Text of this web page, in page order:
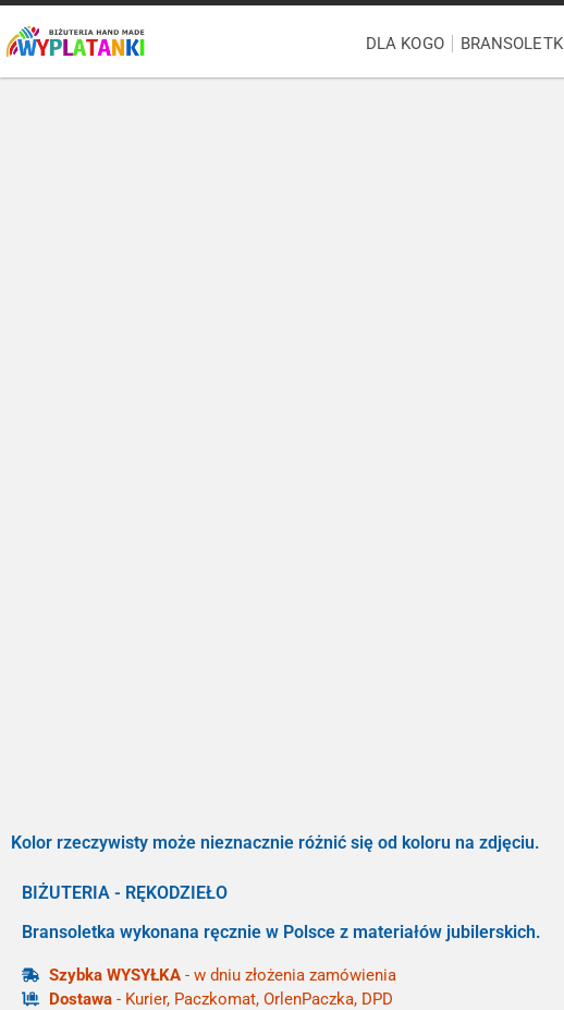
DLA KOGO BRANSOLETKI
Kolor rzeczywisty może nieznacznie różnić się od koloru na zdjęciu.
BIŻUTERIA - RĘKODZIEŁO
Bransoletka wykonana ręcznie w Polsce z materiałów jubilerskich.
Szybka WYSYŁKA - w dniu złożenia zamówienia
Dostawa - Kurier, Paczkomat, OrlenPaczka, DPD